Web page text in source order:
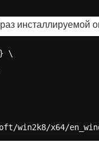
инсталлируемой
\